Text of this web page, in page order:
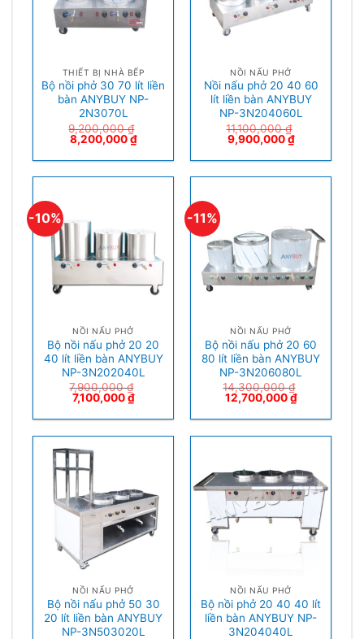
THIẾT BỊ NHÀ BẾP
Bộ nồi phở 30 70 lít liền
bàn ANYBUY NP-
2N3070L
9,200,000₫
8,200,000₫
NỒI NẤU PHỞ
Nồi nấu phở 20 40 60
lít liền bàn ANYBUY
NP-3N204060L
11,100,000₫
9,900,000₫
-10%
NỒI NẤU PHỞ
Bộ nồi nấu phở 20 20
40 lít liền bàn ANYBUY
NP-3N202040L
7,900,000₫
7,100,000₫
-11%
NỒI NẤU PHỞ
Bộ nồi nấu phở 20 60
80 lít liền bàn ANYBUY
NP-3N206080L
14,300,000₫
12,700,000₫
NỒI NẤU PHỞ
Bộ nồi nấu phở 50 30
20 lít liền bàn ANYBUY
NP-3N503020L
NỒI NẤU PHỞ
Bộ nồi phở 20 40 40 lít
liền bàn ANYBUY NP-
3N204040L